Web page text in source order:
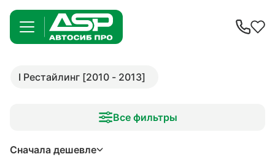
I Рестайлинг [2010 - 2013]
Все фильтры
Сначала дешевле